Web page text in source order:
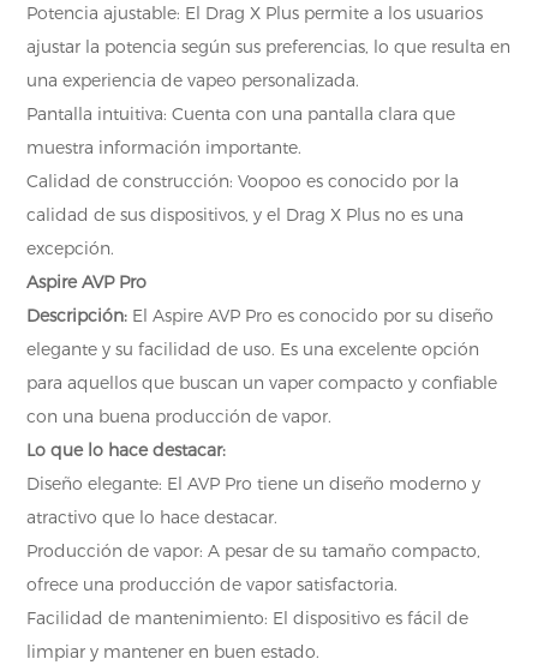
Potencia ajustable: El Drag X Plus permite a los usuarios
ajustar la potencia según sus preferencias, lo que resulta en
una experiencia de vapeo personalizada.
Pantalla intuitiva: Cuenta con una pantalla clara que
muestra información importante.
Calidad de construcción: Voopoo es conocido por la
calidad de sus dispositivos, y el Drag X Plus no es una
excepción.
Aspire AVP Pro
Descripción: El Aspire AVP Pro es conocido por su diseño
elegante y su facilidad de uso. Es una excelente opción
para aquellos que buscan un vaper compacto y confiable
con una buena producción de vapor.
Lo que lo hace destacar:
Diseño elegante: El AVP Pro tiene un diseño moderno y
atractivo que lo hace destacar.
Producción de vapor: A pesar de su tamaño compacto,
ofrece una producción de vapor satisfactoria.
Facilidad de mantenimiento: El dispositivo es fácil de
limpiar y mantener en buen estado.